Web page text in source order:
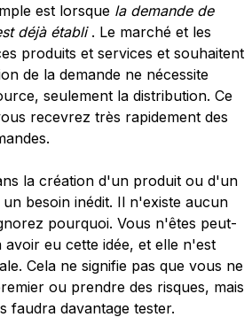
est lorsque la demande de
déjà établi . Le marché et les
produits et services et souhaitent
de la demande ne nécessite
seulement la distribution. Ce
recevrez très rapidement des
la création d'un produit ou d'un
besoin inédit. Il n'existe aucun
pourquoi. Vous n'êtes peut-
eu cette idée, et elle n'est
Cela ne signifie pas que vous ne
ou prendre des risques, mais
faudra davantage tester.